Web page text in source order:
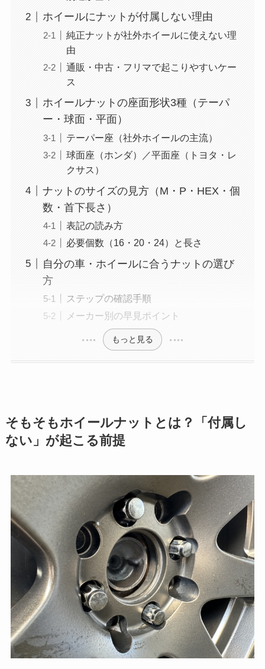
ホイールにナットが付属しない理由
純正ナットが社外ホイールに使えない理
由
通販・中古・フリマで起こりやすいケー
ス
ホイールナットの座面形状3種（テーパ
ー・球面・平面）
テーパー座（社外ホイールの主流）
球面座（ホンダ）／平面座（トヨタ・レ
クサス）
ナットのサイズの見方（M・P・HEX・個
数・首下長さ）
表記の読み方
必要個数（16・20・24）と長さ
自分の車・ホイールに合うナットの選び
方
ステップの確認手順
メーカー別の早見ポイント
もっと見る
そもそもホイールナットとは？「付属し
ない」が起こる前提